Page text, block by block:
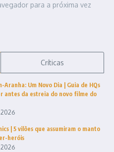
para a próxima vez
Críticas
Aranha: Um Novo Dia | Guia de HQs
antes da estreia do novo filme do
| 5 vilões que assumiram o manto
heróis